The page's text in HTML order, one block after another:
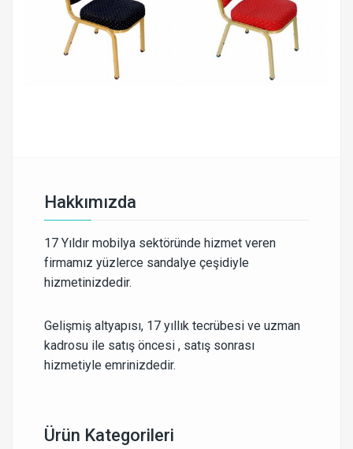
Hakkımızda
17 Yıldır mobilya sektöründe hizmet veren
firmamız yüzlerce sandalye çeşidiyle
hizmetinizdedir.
Gelişmiş altyapısı, 17 yıllık tecrübesi ve uzman
kadrosu ile satış öncesi , satış sonrası
hizmetiyle emrinizdedir.
Ürün Kategorileri